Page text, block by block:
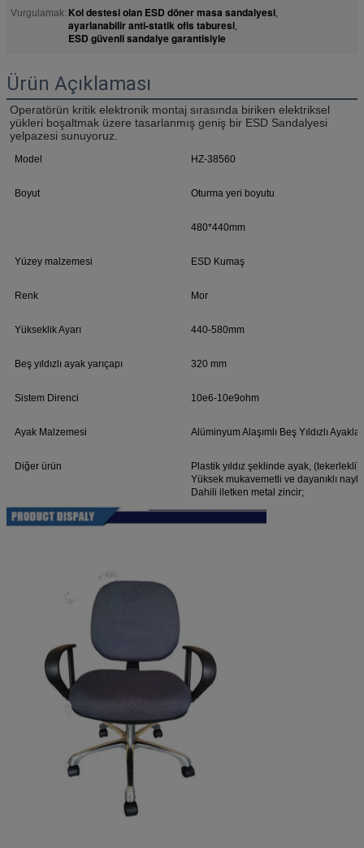
Vurgulamak: Kol destesi olan ESD döner masa sandalyesi,
ayarlanabilir anti-statik ofis taburesi,
ESD güvenli sandalye garantisiyle
Ürün Açıklaması
Operatörün kritik elektronik montaj sırasında biriken elektriksel
yükleri boşaltmak üzere tasarlanmış geniş bir ESD Sandalyesi
yelpazesi sunuyoruz.
Model HZ-38560
Boyut Oturma yeri boyutu
480*440mm
Yüzey malzemesi ESD Kumaş
Renk Mor
Yükseklik Ayarı 440-580mm
Beş yıldızlı ayak yarıçapı 320 mm
Sistem Direnci 10e6-10e9ohm
Ayak Malzemesi Alüminyum Alaşımlı Beş Yıldızlı Ayaklar
Diğer ürün
Plastik yıldız şeklinde ayak, (tekerlekli);
Yüksek mukavemetli ve dayanıklı
Dahili iletken metal zincir;